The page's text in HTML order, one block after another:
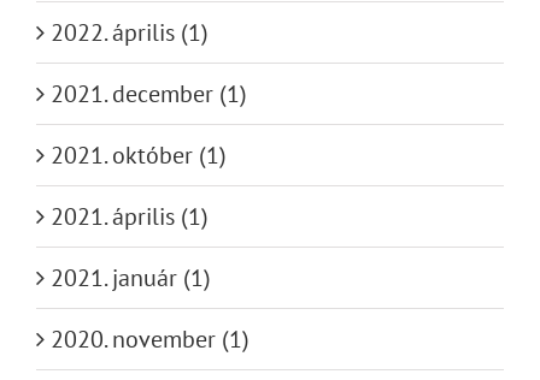
2022. április (1)
2021. december (1)
2021. október (1)
2021. április (1)
2021. január (1)
2020. november (1)